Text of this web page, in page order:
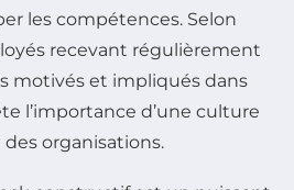
les compétences. Selon
recevant régulièrement
motivés et impliqués dans
l’importance d’une culture
organisations.